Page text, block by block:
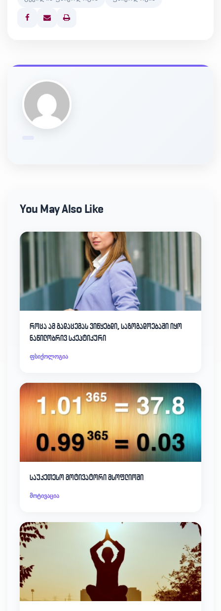
Print
You May Also Like
როცა ამ გადაცემას ვიწყებდი, საზოგადოებაში იყო
ნაწილობრივ სკეპტიკური
ფსიქოლოგია
საუკეთესო მოტივატორი მსოფლიოში
მოტივაცია